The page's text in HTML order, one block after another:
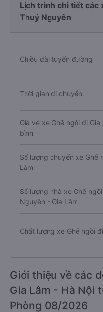
Lịch trình chi tiết các
Thuỷ Nguyên
Chiều dài tuyến đường
Thời gian di chuyển
Giá vé xe Ghế ngồi đi Gia
bình
Số lượng chuyến xe Ghế
Lâm
Số lượng nhà xe Ghế
Nguyên - Gia Lâm
Chất lượng xe Ghế ngồi
Giới thiệu về các
Gia Lâm - Hà Nội
Phòng 08/2026